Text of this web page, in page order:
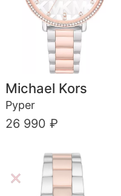
Michael Kors
Pyper
26 990 ₽